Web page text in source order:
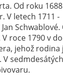
Od roku
V letech 1711 -
Schwablové.
roce 1790 v
jehož rodina
sedmdesátých